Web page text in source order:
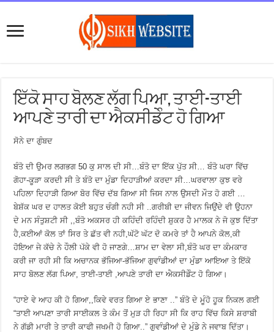
ਇੱਕੋ ਸਾਹ ਬੋਲਣ ਲੱਗ ਪਿਆ, ਤਾਈ-ਤਾਈ
ਆਪਣੇ ਤਾਰੀ ਦਾ ਐਕਸੀਡੇੰਟ ਹੋ ਗਿਆ
ਸੋਨੇ ਦਾ ਗੁੰਬਦ
ਬੰਤੋ ਦੀ ਉਮਰ ਲਗਭਗ 50 ਕੁ ਸਾਲ ਦੀ ਸੀ…ਬੰਤੋ ਦਾ ਇੱਕ ਪੁੱਤ ਸੀ… ਬੰਤੋ ਘਰਾ ਵਿੱਚ
ਗੋਹਾ-ਕੂੜਾ ਕਰਦੀ ਸੀ ਤੇ ਬੰਤੋ ਦਾ ਮੁੰਡਾ ਦਿਹਾੜੀਆਂ ਕਰਦਾ ਸੀ…ਘਰਵਾਲਾ ਕੁਝ ਵਰੇ
ਪਹਿਲਾ ਦਿਹਾੜੀ ਗਿਆ ਬੋਰ ਵਿੱਚ ਦੱਬ ਗਿਆ ਸੀ ਜਿਸ ਨਾਲ ਉਸਦੀ ਮੌਤ ਹੋ ਗਈ …
ਬੇਸ਼ੱਕ ਘਰ ਦ ਹਾਲਤ ਕੋਈ ਬਹੁਤ ਚੰਗੀ ਨਹੀ ਸੀ ..ਗਰੀਬੀ ਦਾ ਜੀਵਨ ਜਿਉਂਦੇ ਵੀ ਉਹਨਾ
ਦੇ ਮਨ ਸੰਤੁਸ਼ਟੀ ਸੀ ,,ਬੰਤੋ ਅਕਸਰ ਹੀ ਕਹਿੰਦੀ ਰਹਿੰਦੀ ਸ਼ੁਕਰ ਹੈ ਮਾਲਕ ਨੇ ਜੋ ਕੁਝ ਦਿੱਤਾ
ਹੈ,ਕਈਆਂ ਕੋਲ ਤਾਂ ਸਿਰ ਤੇ ਛੱਤ ਵੀ ਨਹੀ,ਘੱਟੋ ਘੱਟ ਦੋ ਕਮਰੇ ਤਾਂ ਹੈ ਆਪਨੇ ਕੋਲ,ਕੀ
ਹੋਇਆ ਜੇ ਕੱਚੇ ਨੇ ਹੌਲੀ ਪੱਕੇ ਵੀ ਹੋ ਜਾਣਗੇ…ਸ਼ਾਮ ਦਾ ਵੇਲਾ ਸੀ,ਬੰਤੋ ਘਰ ਦਾ ਕੰਮਕਾਰ
ਕਰੀ ਜਾ ਰਹੀ ਸੀ ਕਿ ਅਚਾਨਕ ਭੱਜਿਆ-ਭੱਜਿਆ ਗੁਵਾੰਡੀਆਂ ਦਾ ਮੁੰਡਾ ਆਇਆ ਤੇ ਇੱਕੋ
ਸਾਹ ਬੋਲਣ ਲੱਗ ਪਿਆ, ਤਾਈ-ਤਾਈ ,ਆਪਣੇ ਤਾਰੀ ਦਾ ਐਕਸੀਡੇੰਟ ਹੋ ਗਿਆ।
“ਹਾਏ ਵੇ ਆਹ ਕੀ ਹੋ ਗਿਆ,,ਕਿਵੇ ਵਰਤ ਗਿਆ ਏ ਭਾਣਾ ..” ਬੰਤੋ ਦੇ ਮੂੰਹੋ ਹੂਕ ਨਿਕਲ ਗਈ
“ਤਾਈ ਆਪਣਾ ਤਾਰੀ ਸਾਈਕਲ ਤੇ ਕੰਮ ਤੋਂ ਮੁੜ ਹੀ ਰਿਹਾ ਸੀ ਕਿ ਰਾਹ ਵਿੱਚ ਕਿਸੇ ਸ਼ਰਾਬੀ
ਨੇ ਗੱਡੀ ਮਾਰੀ ਤੇ ਤਾਰੀ ਕਾਫੀ ਜਖਮੀ ਹੋ ਗਿਆ..” ਗੁਵਾੰਡੀਆਂ ਦੇ ਮੁੰਡੇ ਨੇ ਜਵਾਬ ਦਿੱਤਾ।